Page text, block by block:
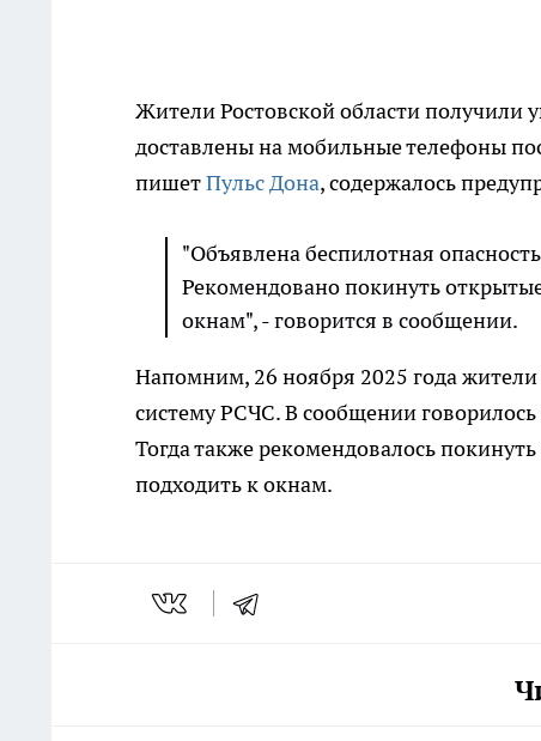
Жители Ростовской области получили
доставлены на мобильные телефоны
пишетПульс Дона, содержалось
"Объявлена беспилотная
Рекомендовано покинуть
окнам", - говорится в сообщении.
Напомним, 26 ноября 2025 года жители
систему РСЧС. В сообщении
Тогда также рекомендовалось
подходить к окнам.